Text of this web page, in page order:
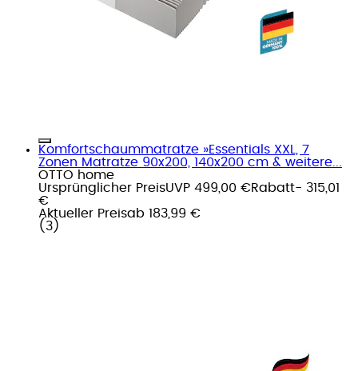
Komfortschaummatratze »Essentials XXL, 7
Zonen Matratze 90x200, 140x200 cm & weitere...
OTTO home
Ursprünglicher PreisUVP 499,00 €Rabatt- 315,01
€
Aktueller Preisab 183,99 €
( 3 )